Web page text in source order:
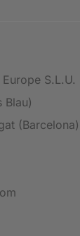
S.L.U.
Blau)
(Barcelona)